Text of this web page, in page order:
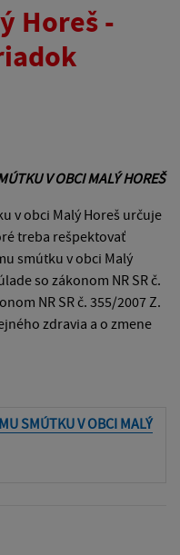
Horeš -
V OBCI MALÝ HOREŠ
v obci Malý Horeš určuje
treba rešpektovať
smútku v obci Malý
so zákonom NR SR č.
NR SR č. 355/2007 Z.
zdravia a o zmene
SMÚTKU V OBCI MALÝ